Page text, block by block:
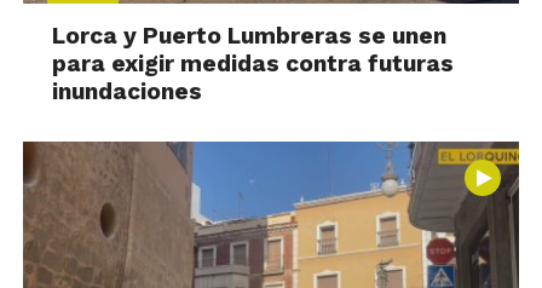
Lorca y Puerto Lumbreras se unen
para exigir medidas contra futuras
inundaciones